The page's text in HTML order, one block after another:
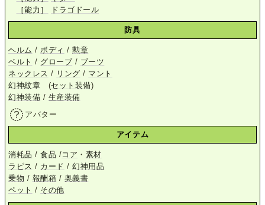
［能力］
ドラゴドール
防具
ヘルム /ボディ /勲章
ベルト / グローブ / ブーツ
ネックレス / リング / マント
幻神紋章 (セット装備)
幻神装備 / 生産装備
アバター
アイテム
消耗品 /食品 /コア ・ 素材
ラピス / カード /幻神用品
乗物 / 報酬箱 / 奥義書
ペット / その他